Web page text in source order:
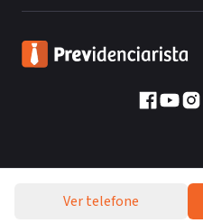
Ver telefone